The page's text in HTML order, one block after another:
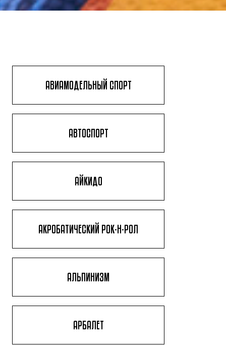
АВИАМОДЕЛЬНЫЙ СПОРТ
АВТОСПОРТ
АЙКИДО
АКРОБАТИЧЕСКИЙ РОК-Н-РОЛ
АЛЬПИНИЗМ
АРБАЛЕТ